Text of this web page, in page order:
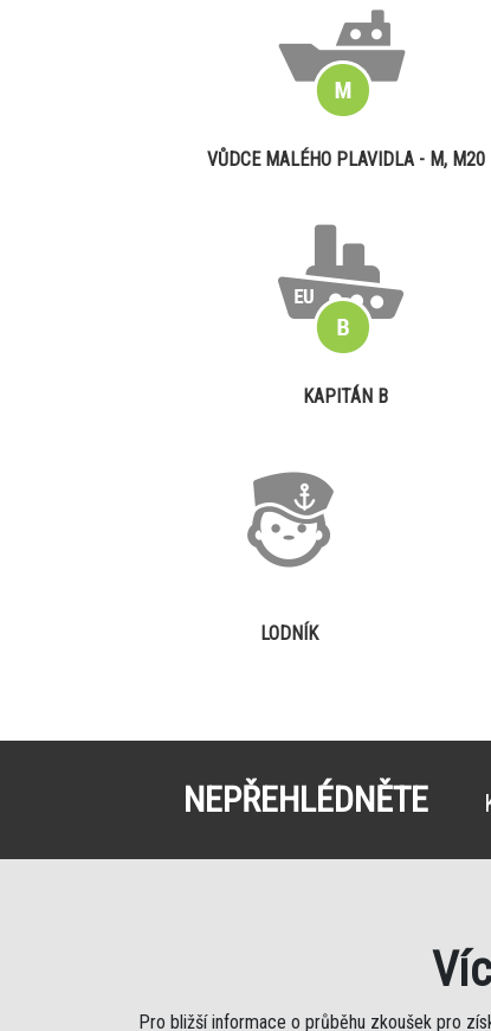
VŮDCE MALÉHO PLAVIDLA - M, M20
KAPITÁN B
LODNÍK
NEPŘEHLÉDNĚTE
Pro bližší informace o průběhu zkoušek pro